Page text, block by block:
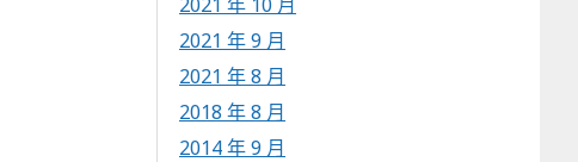
2021 年 9 月
2021 年 8 月
2018 年 8 月
2014 年 9 月